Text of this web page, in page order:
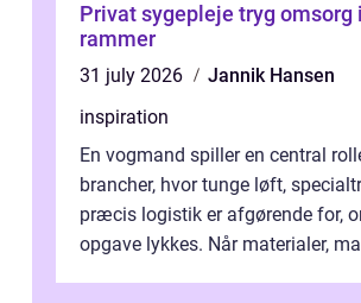
Privat sygepleje tryg omsorg i kendte
rammer
31 july 2026
Jannik Hansen
inspiration
En vogmand spiller en central
brancher, hvor tunge løft,
præcis logistik er afgørende for,
opgave lykkes. Når materialer,